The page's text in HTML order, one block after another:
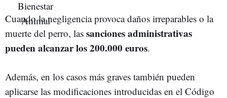
Cuando la negligencia provoca daños irreparables o la
muerte del perro, las sanciones administrativas
pueden alcanzar los 200.000 euros.
Además, en los casos más graves también pueden
aplicarse las modificaciones introducidas en el Código